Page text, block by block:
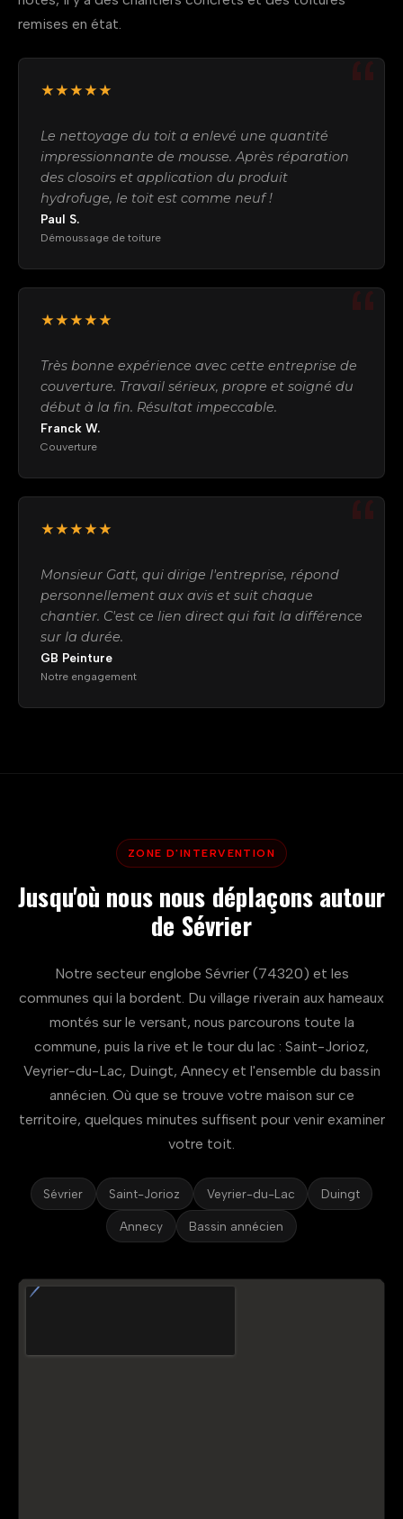
remises en état.
★★★★★
Le nettoyage du toit a enlevé une quantité
impressionnante de mousse. Après réparation
des closoirs et application du produit
hydrofuge, le toit est comme neuf !
Paul S.
Démoussage de toiture
★★★★★
Très bonne expérience avec cette entreprise de
couverture. Travail sérieux, propre et soigné du
début à la fin. Résultat impeccable.
Franck W.
Couverture
★★★★★
Monsieur Gatt, qui dirige l'entreprise, répond
personnellement aux avis et suit chaque
chantier. C'est ce lien direct qui fait la différence
sur la durée.
GB Peinture
Notre engagement
ZONE D'INTERVENTION
Jusqu'où nous nous déplaçons autour
de Sévrier
Notre secteur englobe Sévrier (74320) et les
communes qui la bordent. Du village riverain aux hameaux
montés sur le versant, nous parcourons toute la
commune, puis la rive et le tour du lac : Saint-Jorioz,
Veyrier-du-Lac, Duingt, Annecy et l'ensemble du bassin
annécien. Où que se trouve votre maison sur ce
territoire, quelques minutes suffisent pour venir examiner
votre toit.
Sévrier Saint-Jorioz Veyrier-du-Lac Duingt
Annecy Bassin annécien